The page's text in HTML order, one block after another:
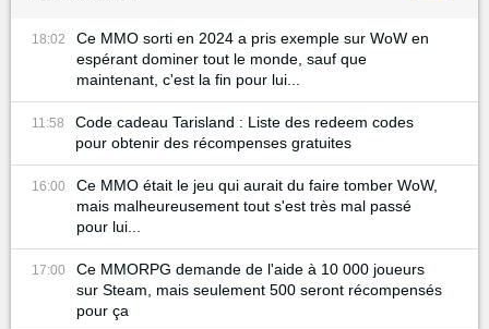
18:02
Ce MMO sorti en 2024 a pris exemple sur WoW en
espérant dominer tout le monde, sauf que
maintenant, c'est la fin pour lui...
11:58
Code cadeau Tarisland : Liste des redeem codes
pour obtenir des récompenses gratuites
16:00
Ce MMO était le jeu qui aurait du faire tomber WoW,
mais malheureusement tout s'est très mal passé
pour lui...
17:00
Ce MMORPG demande de l'aide à 10 000 joueurs
sur Steam, mais seulement 500 seront récompensés
pour ça